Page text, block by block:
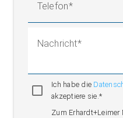
Telefon
Nachricht
Ich habe die
akzeptiere sie.*
Zum